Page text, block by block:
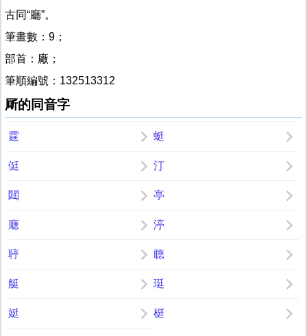
古同“廳”。
筆畫數：9；
部首：廠；
筆順編號：132513312
厛的同音字
霆 蜓
侹 汀
閮 亭
廰 渟
聤 聼
艇 珽
娗 梃